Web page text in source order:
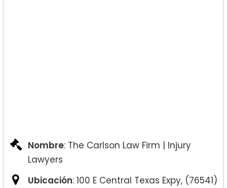
Nombre: The Carlson Law Firm | Injury
Lawyers
Ubicación: 100 E Central Texas Expy, (76541)